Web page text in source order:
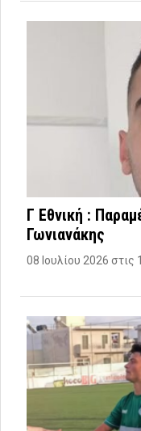
Γ Εθνική :
Γωνιανάκης
08 Ιουλίου 2026 στις